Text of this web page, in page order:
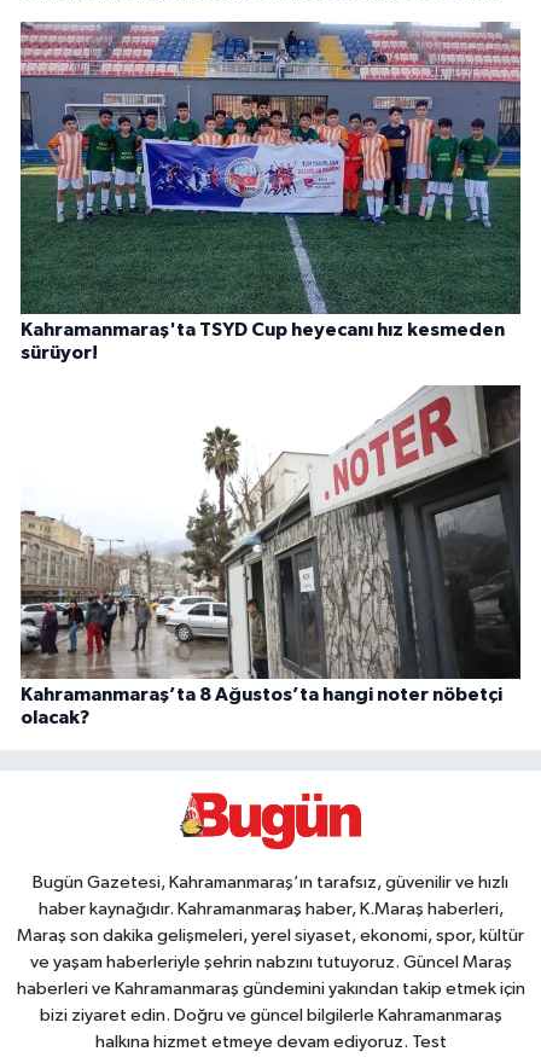
Kahramanmaraş'ta TSYD Cup heyecanı hız kesmeden
sürüyor!
Kahramanmaraş’ta 8 Ağustos’ta hangi noter nöbetçi
olacak?
Bugün Gazetesi, Kahramanmaraş’ın tarafsız, güvenilir ve hızlı
haber kaynağıdır. Kahramanmaraş haber, K.Maraş haberleri,
Maraş son dakika gelişmeleri, yerel siyaset, ekonomi, spor, kültür
ve yaşam haberleriyle şehrin nabzını tutuyoruz. Güncel Maraş
haberleri ve Kahramanmaraş gündemini yakından takip etmek için
bizi ziyaret edin. Doğru ve güncel bilgilerle Kahramanmaraş
halkına hizmet etmeye devam ediyoruz. Test